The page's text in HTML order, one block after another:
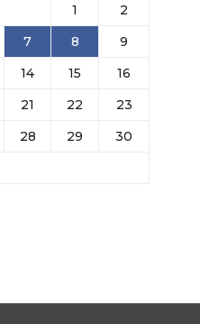
1
2
7 8
9
14 15
16
21 22
23
28 29
30